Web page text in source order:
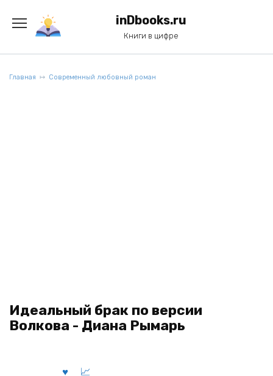
содержанию
inDbooks.ru
Книги в цифре
Главная Современный любовный роман
Идеальный брак по версии
Волкова - Диана Рымарь